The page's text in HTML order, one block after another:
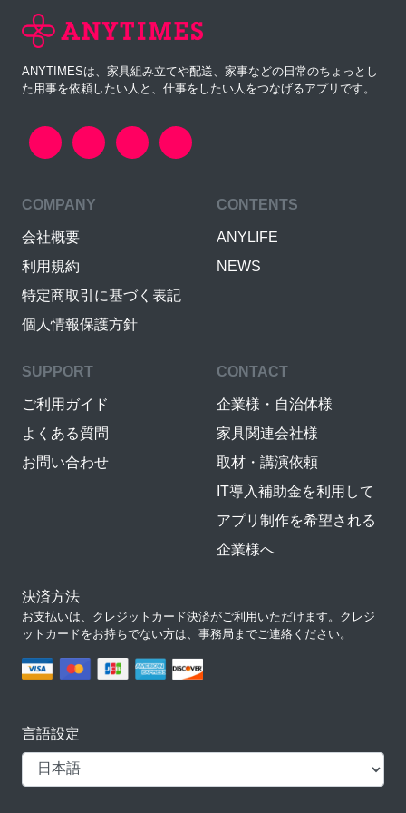
ANYTIMESは、家具組み立てや配送、家事などの日常のちょっとし
た用事を依頼したい人と、仕事をしたい人をつなげるアプリです。
COMPANY
会社概要
利用規約
特定商取引に基づく表記
個人情報保護方針
CONTENTS
ANYLIFE
NEWS
SUPPORT
ご利用ガイド
よくある質問
お問い合わせ
CONTACT
企業様・自治体様
家具関連会社様
取材・講演依頼
IT導入補助金を利用して
アプリ制作を希望される
企業様へ
決済方法
お支払いは、クレジットカード決済がご利用いただけます。クレジ
ットカードをお持ちでない方は、事務局までご連絡ください。
言語設定